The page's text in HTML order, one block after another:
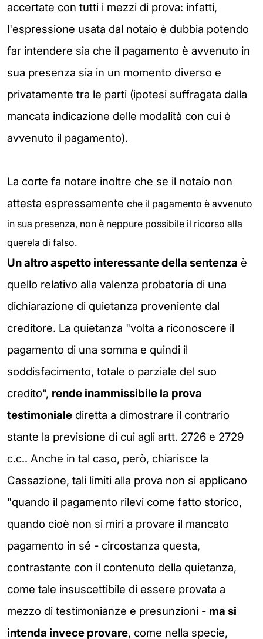
accertate con tutti i mezzi di prova: infatti,
l'espressione usata dal notaio è dubbia potendo
far intendere sia che il pagamento è avvenuto in
sua presenza sia in un momento diverso e
privatamente tra le parti (ipotesi suffragata dalla
mancata indicazione delle modalità con cui è
avvenuto il pagamento).
La corte fa notare inoltre che se il notaio non
attesta espressamente che il pagamento è avvenuto
in sua presenza, non è neppure possibile il ricorso alla
querela di falso.
Un altro aspetto interessante della sentenza è
quello relativo alla valenza probatoria di una
dichiarazione di quietanza proveniente dal
creditore. La quietanza "volta a riconoscere il
pagamento di una somma e quindi il
soddisfacimento, totale o parziale del suo
credito", rende inammissibile la prova
testimoniale diretta a dimostrare il contrario
stante la previsione di cui agli artt. 2726 e 2729
c.c.. Anche in tal caso, però, chiarisce la
Cassazione, tali limiti alla prova non si applicano
"quando il pagamento rilevi come fatto storico,
quando cioè non si miri a provare il mancato
pagamento in sé - circostanza questa,
contrastante con il contenuto della quietanza,
come tale insuscettibile di essere provata a
mezzo di testimonianze e presunzioni - ma si
intenda invece provare, come nella specie,